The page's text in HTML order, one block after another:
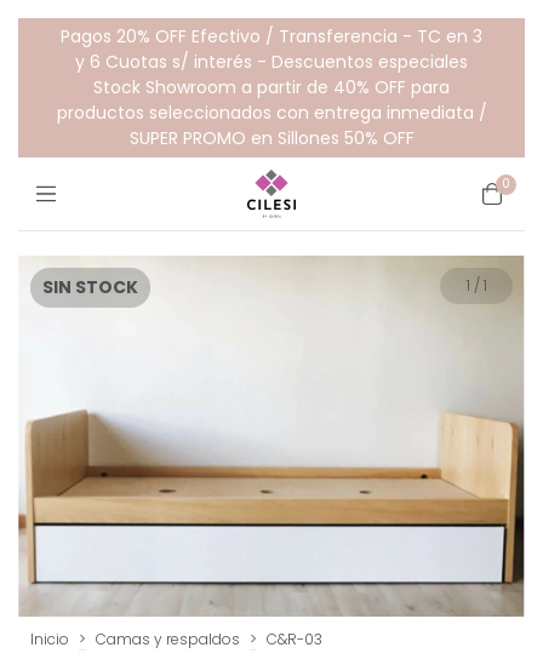
Pagos 20% OFF Efectivo / Transferencia - TC en 3
y 6 Cuotas s/ interés - Descuentos especiales
Stock Showroom a partir de 40% OFF para
productos seleccionados con entrega inmediata /
SUPER PROMO en Sillones 50% OFF
0
SIN STOCK 1 /1
Inicio > Camas y respaldos > C&R-03